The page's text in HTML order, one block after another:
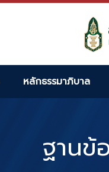
หลักธรรมาภิบาล
ฐานข้